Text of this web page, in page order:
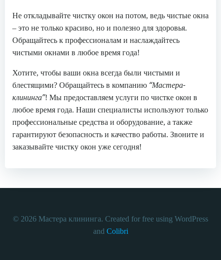
Не откладывайте чистку окон на потом, ведь чистые окна
– это не только красиво, но и полезно для здоровья.
Обращайтесь к профессионалам и наслаждайтесь
чистыми окнами в любое время года!
Хотите, чтобы ваши окна всегда были чистыми и
блестящими? Обращайтесь в компанию “Мастера-
клининга”! Мы предоставляем услуги по чистке окон в
любое время года. Наши специалисты используют только
профессиональные средства и оборудование, а также
гарантируют безопасность и качество работы. Звоните и
заказывайте чистку окон уже сегодня!
© 2026 Мастера клининга. Created for free using WordPress
and Colibri